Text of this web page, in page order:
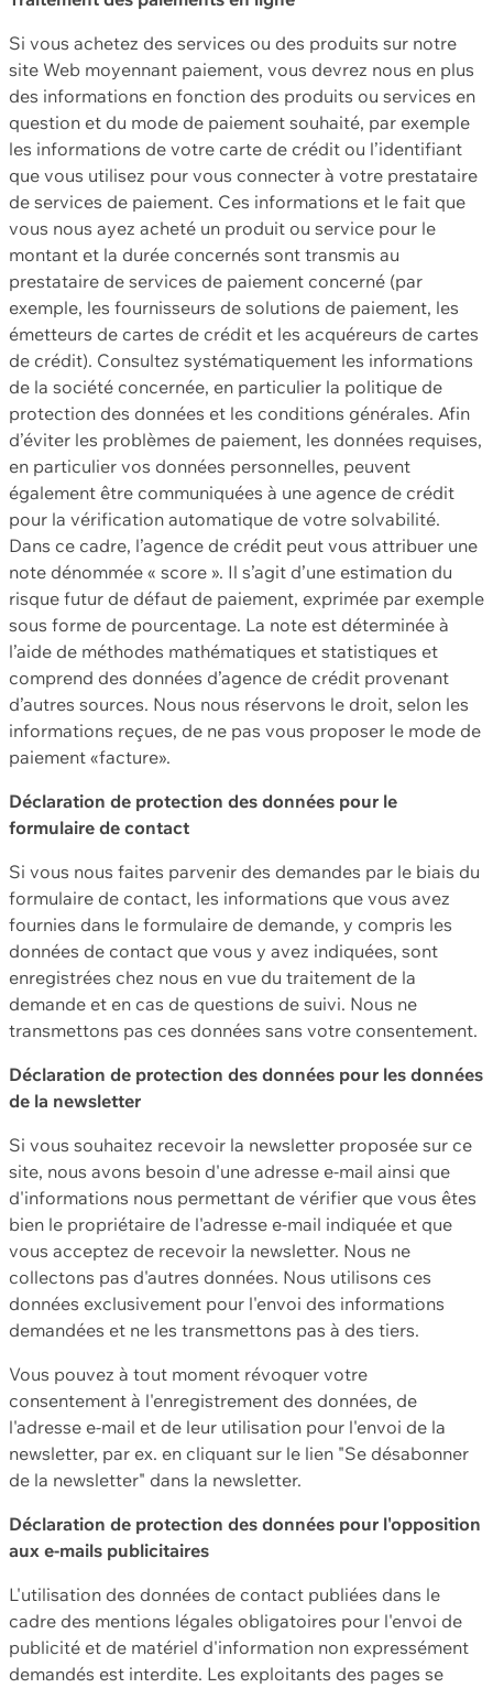
Si vous achetez des services ou des produits sur notre
site Web moyennant paiement, vous devrez nous en plus
des informations en fonction des produits ou services en
question et du mode de paiement souhaité, par exemple
les informations de votre carte de crédit ou l’identifiant
que vous utilisez pour vous connecter à votre prestataire
de services de paiement. Ces informations et le fait que
vous nous ayez acheté un produit ou service pour le
montant et la durée concernés sont transmis au
prestataire de services de paiement concerné (par
exemple, les fournisseurs de solutions de paiement, les
émetteurs de cartes de crédit et les acquéreurs de cartes
de crédit). Consultez systématiquement les informations
de la société concernée, en particulier la politique de
protection des données et les conditions générales. Afin
d’éviter les problèmes de paiement, les données requises,
en particulier vos données personnelles, peuvent
également être communiquées à une agence de crédit
pour la vérification automatique de votre solvabilité.
Dans ce cadre, l’agence de crédit peut vous attribuer une
note dénommée « score ». Il s’agit d’une estimation du
risque futur de défaut de paiement, exprimée par exemple
sous forme de pourcentage. La note est déterminée à
l’aide de méthodes mathématiques et statistiques et
comprend des données d’agence de crédit provenant
d’autres sources. Nous nous réservons le droit, selon les
informations reçues, de ne pas vous proposer le mode de
paiement «facture».
Déclaration de protection des données pour le
formulaire de contact
Si vous nous faites parvenir des demandes par le biais du
formulaire de contact, les informations que vous avez
fournies dans le formulaire de demande, y compris les
données de contact que vous y avez indiquées, sont
enregistrées chez nous en vue du traitement de la
demande et en cas de questions de suivi. Nous ne
transmettons pas ces données sans votre consentement.
Déclaration de protection des données pour les données
de la newsletter
Si vous souhaitez recevoir la newsletter proposée sur ce
site, nous avons besoin d'une adresse e-mail ainsi que
d'informations nous permettant de vérifier que vous êtes
bien le propriétaire de l'adresse e-mail indiquée et que
vous acceptez de recevoir la newsletter. Nous ne
collectons pas d'autres données. Nous utilisons ces
données exclusivement pour l'envoi des informations
demandées et ne les transmettons pas à des tiers.
Vous pouvez à tout moment révoquer votre
consentement à l'enregistrement des données, de
l'adresse e-mail et de leur utilisation pour l'envoi de la
newsletter, par ex. en cliquant sur le lien "Se désabonner
de la newsletter" dans la newsletter.
Déclaration de protection des données pour l'opposition
aux e-mails publicitaires
L'utilisation des données de contact publiées dans le
cadre des mentions légales obligatoires pour l'envoi de
publicité et de matériel d'information non expressément
demandés est interdite. Les exploitants des pages se